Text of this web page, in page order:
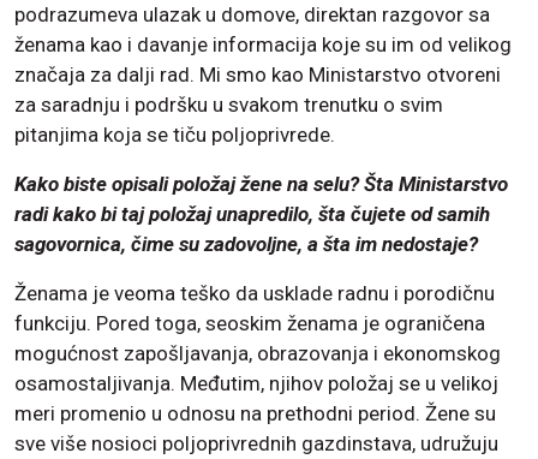
podrazumeva ulazak u domove, direktan razgovor sa
ženama kao i davanje informacija koje su im od velikog
značaja za dalji rad. Mi smo kao Ministarstvo otvoreni
za saradnju i podršku u svakom trenutku o svim
pitanjima koja se tiču poljoprivrede.
Kako biste opisali položaj žene na selu? Šta Ministarstvo
radi kako bi taj položaj unapredilo, šta čujete od samih
sagovornica, čime su zadovoljne, a šta im nedostaje?
Ženama je veoma teško da usklade radnu i porodičnu
funkciju. Pored toga, seoskim ženama je ograničena
mogućnost zapošljavanja, obrazovanja i ekonomskog
osamostaljivanja. Međutim, njihov položaj se u velikoj
meri promenio u odnosu na prethodni period. Žene su
sve više nosioci poljoprivrednih gazdinstava, udružuju